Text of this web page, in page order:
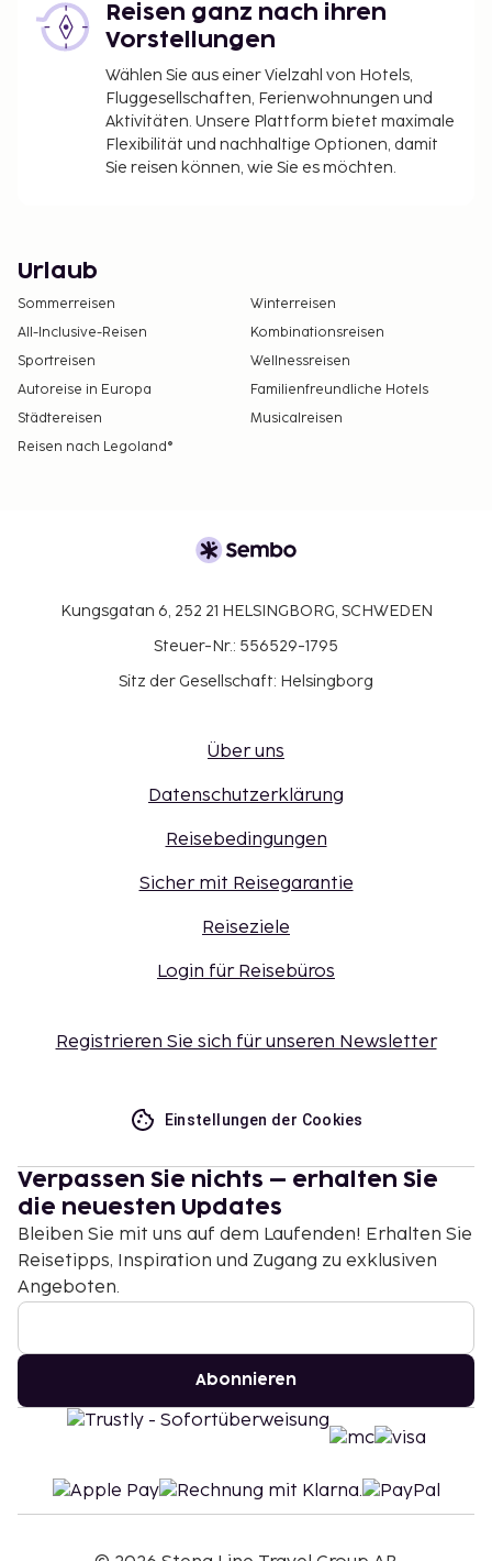
Reisen ganz nach ihren
Vorstellungen
Wählen Sie aus einer Vielzahl von Hotels,
Fluggesellschaften, Ferienwohnungen und
Aktivitäten. Unsere Plattform bietet maximale
Flexibilität und nachhaltige Optionen, damit
Sie reisen können, wie Sie es möchten.
Urlaub
Sommerreisen
Winterreisen
All-Inclusive-Reisen
Kombinationsreisen
Sportreisen
Wellnessreisen
Autoreise in Europa
Familienfreundliche Hotels
Städtereisen
Musicalreisen
Reisen nach Legoland®
Kungsgatan 6, 252 21 HELSINGBORG, SCHWEDEN
Steuer-Nr.: 556529-1795
Sitz der Gesellschaft: Helsingborg
Über uns
Datenschutzerklärung
Reisebedingungen
Sicher mit Reisegarantie
Reiseziele
Login für Reisebüros
Registrieren Sie sich für unseren Newsletter
Einstellungen der Cookies
Verpassen Sie nichts – erhalten Sie
die neuesten Updates
Bleiben Sie mit uns auf dem Laufenden! Erhalten Sie
Reisetipps, Inspiration und Zugang zu exklusiven
Angeboten.
Abonnieren